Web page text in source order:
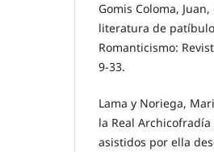
Gomis Coloma,
literatura de
Romanticismo:
9-33.
Lama y Noriega,
la Real
asistidos por ella